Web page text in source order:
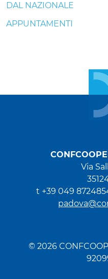
DAL NAZIONALE
APPUNTAMENTI
Via
t +39 049
© 2026